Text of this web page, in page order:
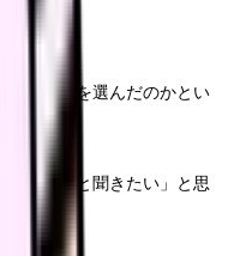
という道を選んだのかとい
です。
話をもっと聞きたい」と思